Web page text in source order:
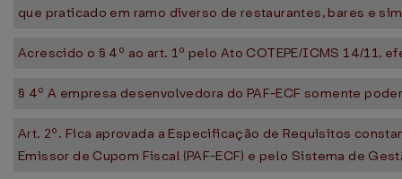
que praticado em ramo diverso de restaurantes, bares e
Acrescido o § 4º ao art. 1º pelo Ato COTEPE/ICMS 14/11,
§ 4º A empresa desenvolvedora do PAF-ECF somente
Art. 2º. Fica aprovada a Especificação de Requisitos
Emissor de Cupom Fiscal (PAF-ECF) e pelo Sistema de